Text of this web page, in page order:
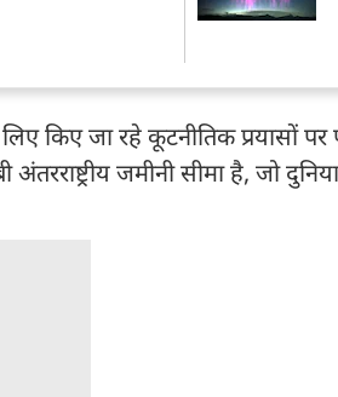
किए जा रहे कूटनीतिक प्रयासों पर
जमीनी सीमा है, जो